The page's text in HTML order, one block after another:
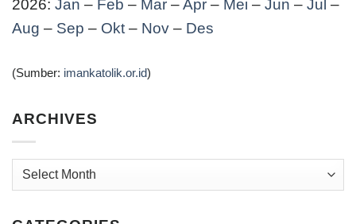
2026: Jan – Feb – Mar –Apr – Mei – Jun – Jul –
Aug – Sep – Okt – Nov – Des
(Sumber: imankatolik.or.id)
ARCHIVES
Archives